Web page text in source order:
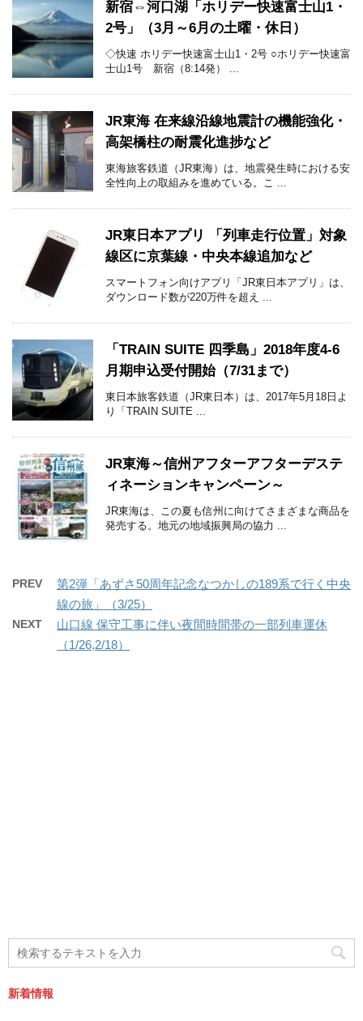
新宿⇔河口湖「ホリデー快速富士山1・
2号」（3月～6月の土曜・休日）
◇快速 ホリデー快速富士山1・2号 ○ホリデー快速富
士山1号 新宿（8:14発） ...
JR東海 在来線沿線地震計の機能強化・
高架橋柱の耐震化進捗など
東海旅客鉄道（JR東海）は、地震発生時における安
全性向上の取組みを進めている。こ ...
JR東日本アプリ 「列車走行位置」対象
線区に京葉線・中央本線追加など
スマートフォン向けアプリ「JR東日本アプリ」は、
ダウンロード数が220万件を超え ...
「TRAIN SUITE 四季島」2018年度4-6
月期申込受付開始（7/31まで）
東日本旅客鉄道（JR東日本）は、2017年5月18日よ
り「TRAIN SUITE ...
JR東海～信州アフターアフターデステ
ィネーションキャンペーン～
JR東海は、この夏も信州に向けてさまざまな商品を
発売する。地元の地域振興局の協力 ...
PREV
第2弾「あずさ50周年記念なつかしの189系で行く中央
線の旅」（3/25）
NEXT
山口線 保守工事に伴い夜間時間帯の一部列車運休
（1/26,2/18）
新着情報